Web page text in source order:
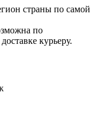
страны по самой
по
курьеру.